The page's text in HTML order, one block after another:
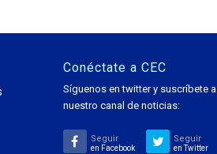
Conéctate a CEC
Síguenos en twitter y suscríbete a
nuestro canal de noticias:
Seguir
en Facebook
Seguir
en Twitter